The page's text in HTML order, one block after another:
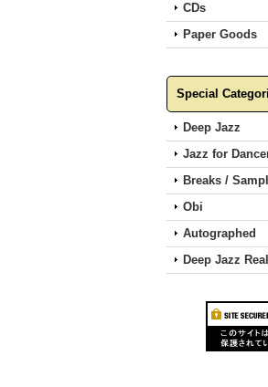
CDs
Paper Goods
Special
Deep Jazz
Jazz for
Breaks /
Obi
Autographed
Deep Jazz